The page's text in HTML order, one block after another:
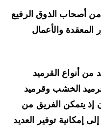
الذوق الرفيع
والأعمال
القرميد
الخشب وقرميد
يتمكن الفريق من
توفير العديد